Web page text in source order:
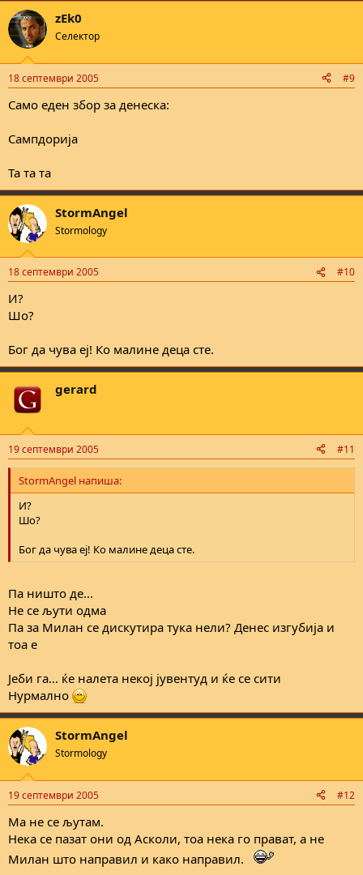
zEk0
Селектор
18 септември 2005 #9
Само еден збор за денеска:
Сампдорија
Та та та
StormAngel
Stormology
18 септември 2005 #10
И?
Шо?
Бог да чува еј! Ко малине деца сте.
gerard
19 септември 2005 #11
StormAngel напиша:
И?
Шо?
Бог да чува еј! Ко малине деца сте.
Па ништо де...
Не се љути одма
Па за Милан се дискутира тука нели? Денес изгубија и
тоа е
Јеби га... ќе налета некој јувентуд и ќе се сити
Нурмално
StormAngel
Stormology
19 септември 2005 #12
Ма не се љутам.
Нека се пазат они од Асколи, тоа нека го прават, а не
Милан што направил и како направил.